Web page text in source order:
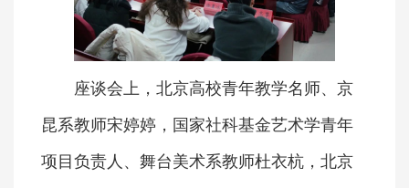
座谈会上，北京高校青年教学名师、京
昆系教师宋婷婷，国家社科基金艺术学青年
项目负责人、舞台美术系教师杜衣杭，北京